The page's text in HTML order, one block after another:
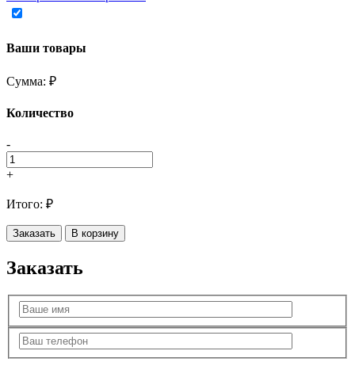
Ваши товары
Сумма: ₽
Количество
-
+
Итого: ₽
Заказать В корзину
Заказать